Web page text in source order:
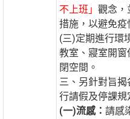
不上班」觀念，
措施，以避免疫
(三)定期進行環
教室、寢室開
閉空間。
三、另針對旨
行請假及停課規
(一)流感：請感